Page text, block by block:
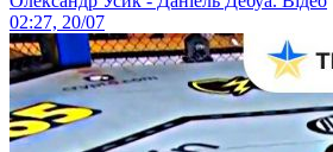
02:27, 20/07